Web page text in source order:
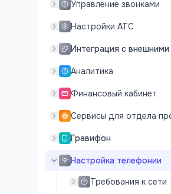
Управление звонками
Настройки АТС
Аналитика
Финансовый кабинет
Сервисы для отдела
Гравифон
Настройка телефонии
Требования к сети